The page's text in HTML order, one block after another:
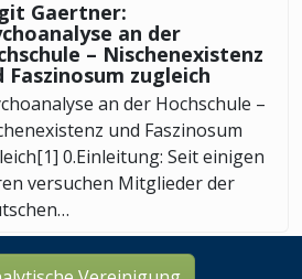
Gaertner:
an der
– Nischenexistenz
Faszinosum zugleich
an der Hochschule –
und Faszinosum
0.Einleitung: Seit einigen
versuchen Mitglieder der